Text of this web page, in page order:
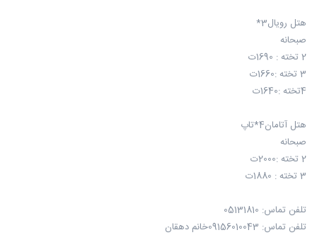
هتل رویال3*
صبحانه
2 تخته : 1690ت
3 تخته :1660ت
4تخته :1640ت
هتل آتامان4*تاپ
صبحانه
2 تخته :2000ت
3 تخته : 1880ت
تلفن تماس: 05131810
تلفن تماس: 09156010043خانم دهقان